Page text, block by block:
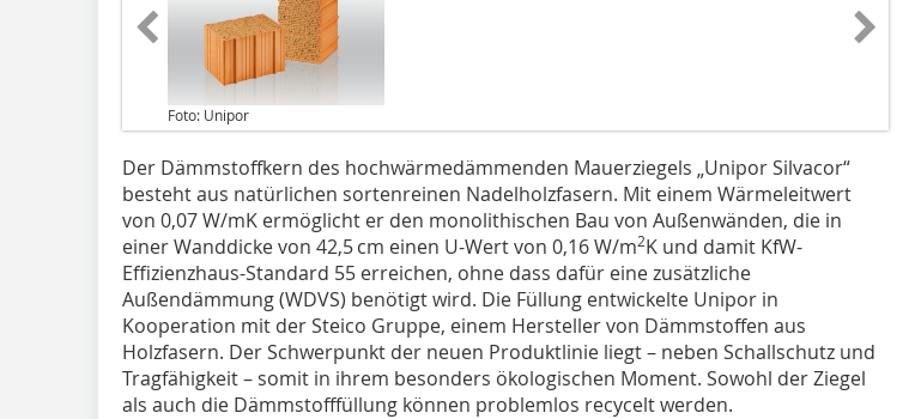
Foto: Unipor
Der Dämmstoffkern des hochwärmedämmenden Mauerziegels „Unipor Silvacor“
besteht aus natürlichen sortenreinen Nadelholzfasern. Mit einem Wärmeleitwert
von 0,07 W/mK ermöglicht er den monolithischen Bau von Außenwänden, die in
einer Wanddicke von 42,5 cm einen U-Wert von 0,16 W/m2K und damit KfW-
Effizienzhaus-Standard 55 erreichen, ohne dass dafür eine zusätzliche
Außendämmung (WDVS) benötigt wird. Die Füllung entwickelte Unipor in
Kooperation mit der Steico Gruppe, einem Hersteller von Dämmstoffen aus
Holzfasern. Der Schwerpunkt der neuen Produktlinie liegt – neben Schallschutz und
Tragfähigkeit – somit in ihrem besonders ökologischen Moment. Sowohl der Ziegel
als auch die Dämmstofffüllung können problemlos recycelt werden.